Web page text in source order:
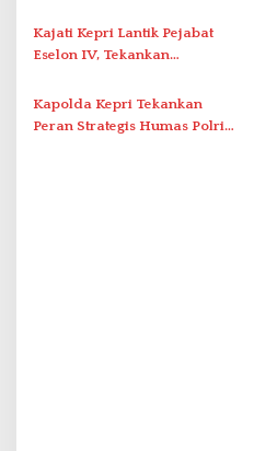
Instansi
Kajati Kepri Lantik Pejabat
Eselon IV, Tekankan
Profesionalisme
Kapolda Kepri Tekankan
Peran Strategis Humas Polri